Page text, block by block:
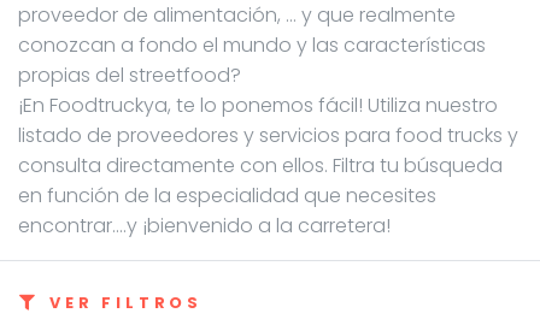
proveedor de alimentación, … y que realmente
conozcan a fondo el mundo y las características
propias del streetfood?
¡En Foodtruckya, te lo ponemos fácil! Utiliza nuestro
listado de proveedores y servicios para food trucks y
consulta directamente con ellos. Filtra tu búsqueda
en función de la especialidad que necesites
encontrar....y ¡bienvenido a la carretera!
VER FILTROS